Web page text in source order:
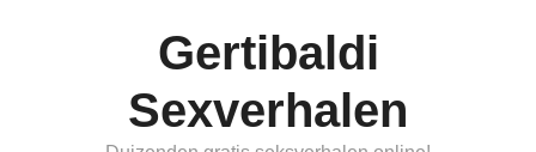
Gertibaldi
Sexverhalen